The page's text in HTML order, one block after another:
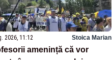
2026, 11:12 Stoica Marian
amenință că vor